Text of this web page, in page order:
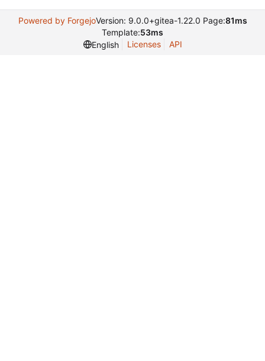
Powered by ForgejoVersion: 9.0.0+gitea-1.22.0 Page:81ms
Template:53ms
English
Licenses API